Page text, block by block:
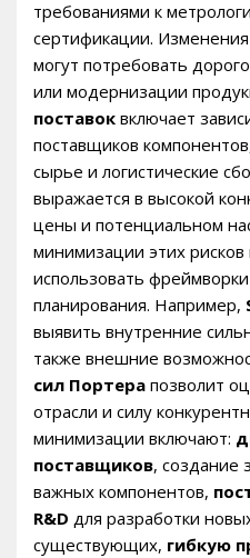
требованиями к
сертификации.
могут потребовать
или модернизации
поставок включает
поставщиков
сырье и логистические
выражается в высокой
цены и потенциальном
минимизации этих
использовать фреймворки
планирования. Например,
выявить внутренние
также внешние
сил Портера позволит
отрасли и силу
минимизации включают:
поставщиков, создание
важных компонентов,
R&D для разработки
существующих, гибкую